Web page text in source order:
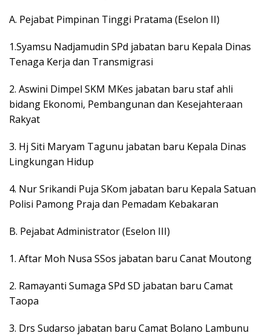
A. Pejabat Pimpinan Tinggi Pratama (Eselon II)
1.Syamsu Nadjamudin SPd jabatan baru Kepala Dinas
Tenaga Kerja dan Transmigrasi
2. Aswini Dimpel SKM MKes jabatan baru staf ahli
bidang Ekonomi, Pembangunan dan Kesejahteraan
Rakyat
3. Hj Siti Maryam Tagunu jabatan baru Kepala Dinas
Lingkungan Hidup
4. Nur Srikandi Puja SKom jabatan baru Kepala Satuan
Polisi Pamong Praja dan Pemadam Kebakaran
B. Pejabat Administrator (Eselon III)
1. Aftar Moh Nusa SSos jabatan baru Canat Moutong
2. Ramayanti Sumaga SPd SD jabatan baru Camat
Taopa
3. Drs Sudarso jabatan baru Camat Bolano Lambunu